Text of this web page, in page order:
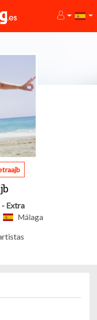
Extra
Málaga